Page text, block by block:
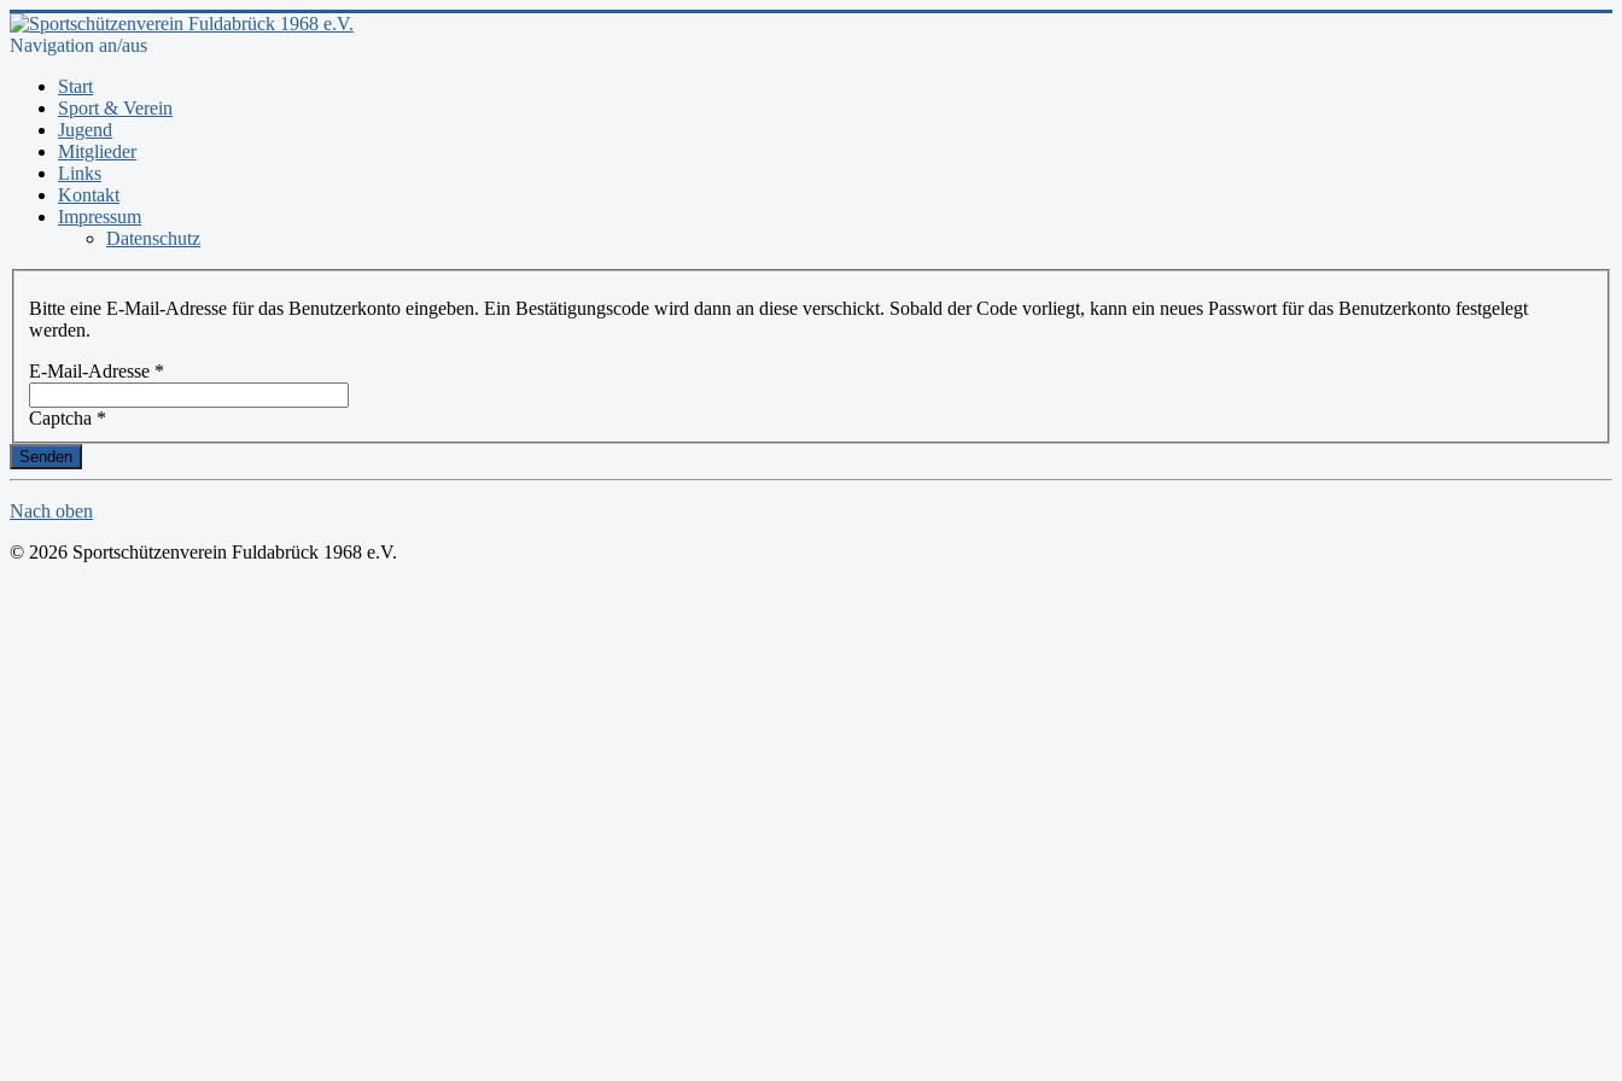
Navigation an/aus
Start
Sport & Verein
Jugend
Mitglieder
Links
Kontakt
Impressum
Datenschutz
Bitte eine E-Mail-Adresse für das Benutzerkonto eingeben. Ein Bestätigungscode wird dann an diese verschickt. Sobald der Code vorliegt, kann ein neues Passwort für das Benutzerkonto festgelegt
werden.
E-Mail-Adresse *
Captcha *
Senden
Nach oben
© 2026 Sportschützenverein Fuldabrück 1968 e.V.